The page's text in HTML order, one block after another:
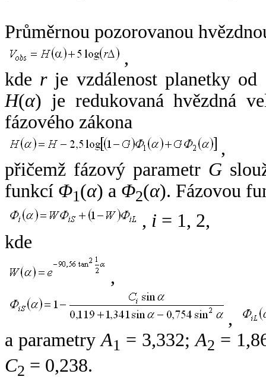
Průměrnou pozorovanou
,
kde rje vzdálenost planetky od
H(α) je redukovaná hvězdná
fázového zákona
,
přičemž fázový parametr G
funkcí Φ1(α) a Φ2(α). Fázovou
, i = 1, 2,
kde
,
,
a parametryA1 = 3,332;A2 =
C2 = 0,238.